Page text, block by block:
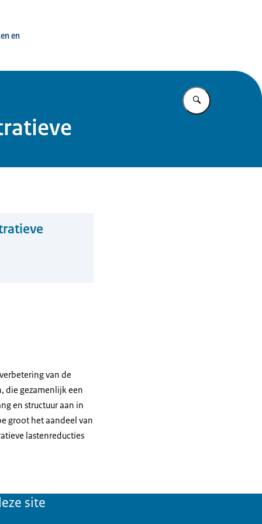
en
Vul in wat u
van de
die gezamenlijk een
en structuur aan in
groot het aandeel van
lastenreducties
site